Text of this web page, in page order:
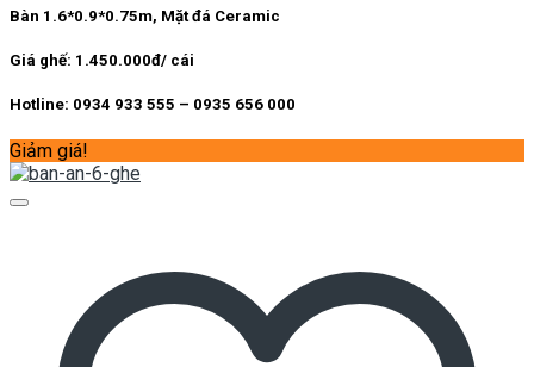
là:
tại
Bàn 1.6*0.9*0.75m, Mặt đá Ceramic
Giá ghế: 1.450.000đ/ cái
Hotline: 0934 933 555 – 0935 656 000
Giảm giá!